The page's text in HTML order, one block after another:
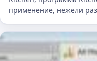
применение, нежели